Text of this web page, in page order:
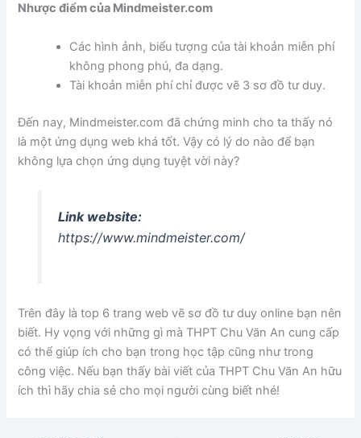
Nhược điểm của Mindmeister.com
Các hình ảnh, biểu tượng của tài khoản miễn phí
không phong phú, đa dạng.
Tài khoản miễn phí chỉ được vẽ 3 sơ đồ tư duy.
Đến nay, Mindmeister.com đã chứng minh cho ta thấy nó
là một ứng dụng web khá tốt. Vậy có lý do nào để bạn
không lựa chọn ứng dụng tuyệt vời này?
Link website:
https://www.mindmeister.com/
Trên đây là top 6 trang web vẽ sơ đồ tư duy online bạn nên
biết. Hy vọng với những gì mà THPT Chu Văn An cung cấp
có thể giúp ích cho bạn trong học tập cũng như trong
công việc. Nếu bạn thấy bài viết của THPT Chu Văn An hữu
ích thì hãy chia sẻ cho mọi người cùng biết nhé!